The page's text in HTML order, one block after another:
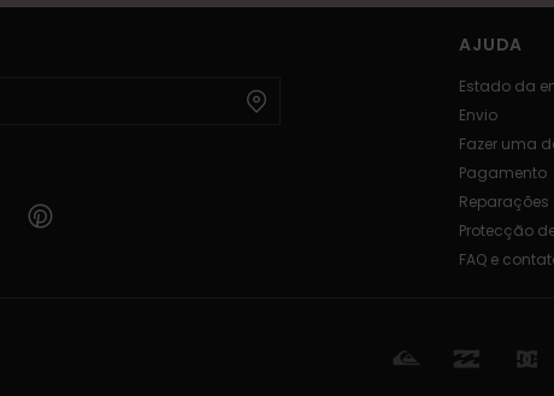
AJUDA
Estado da
Envio
Fazer uma
Pagamento
Protecção
FAQ e